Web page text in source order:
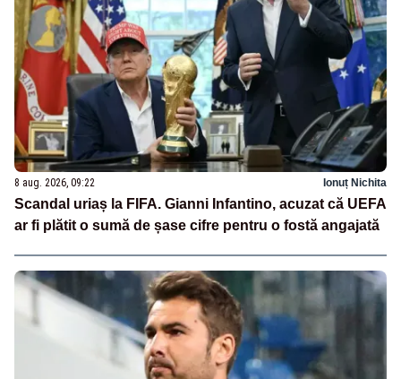
8 aug. 2026, 09:22 Ionuț Nichita
Scandal uriaș la FIFA. Gianni Infantino, acuzat că UEFA
ar fi plătit o sumă de șase cifre pentru o fostă angajată